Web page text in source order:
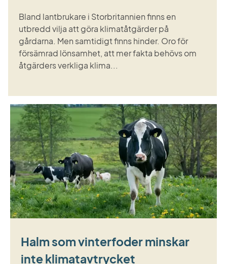
Bland lantbrukare i Storbritannien finns en
utbredd vilja att göra klimatåtgärder på
gårdarna. Men samtidigt finns hinder. Oro för
försämrad lönsamhet, att mer fakta behövs om
åtgärders verkliga klima...
Halm som vinterfoder minskar
inte klimatavtrycket